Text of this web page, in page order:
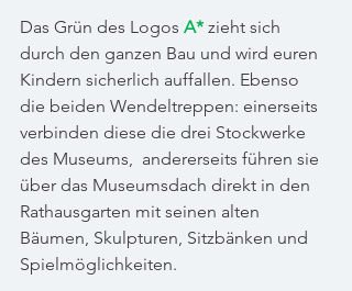
Das Grün des Logos A* zieht sich
durch den ganzen Bau und wird euren
Kindern sicherlich auffallen. Ebenso
die beiden Wendeltreppen: einerseits
verbinden diese die drei Stockwerke
des Museums,  andererseits führen sie
über das Museumsdach direkt in den
Rathausgarten mit seinen alten
Bäumen, Skulpturen, Sitzbänken und
Spielmöglichkeiten.